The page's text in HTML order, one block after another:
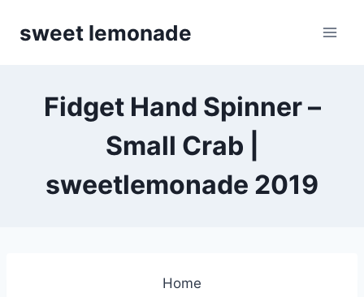
sweet lemonade
Fidget Hand Spinner –
Small Crab |
sweetlemonade 2019
Home